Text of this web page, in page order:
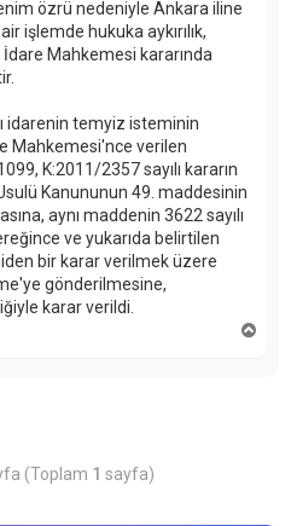
özrü nedeniyle Ankara iline
işlemde hukuka aykırılık,
Mahkemesi kararında
idarenin temyiz isteminin
Mahkemesi'nce verilen
K:2011/2357 sayılı kararın
Kanununun 49. maddesinin
aynı maddenin 3622 sayılı
ve yukarıda belirtilen
bir karar verilmek üzere
gönderilmesine,
karar verildi.
(Toplam 1 sayfa)